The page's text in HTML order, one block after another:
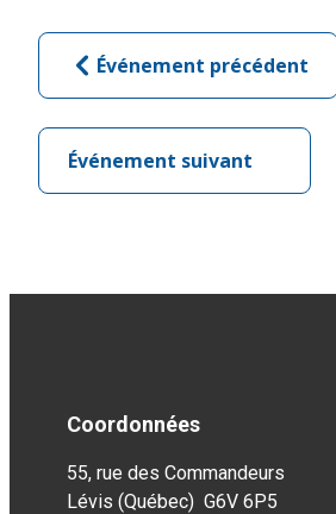
Événement précédent
Événement suivant
Coordonnées
55, rue des Commandeurs
Lévis (Québec) G6V 6P5